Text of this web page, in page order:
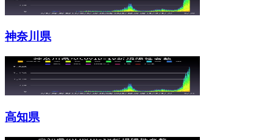
神奈川県
高知県